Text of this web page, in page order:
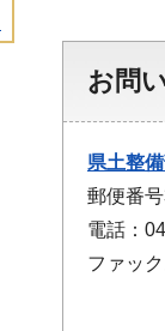
お問
県土整
郵便番
電話：
ファッ